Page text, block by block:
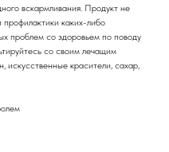
вскармливания. Продукт не
профилактики каких-либо
проблем со здоровьем по поводу
со своим лечащим
искусственные красители, сахар,